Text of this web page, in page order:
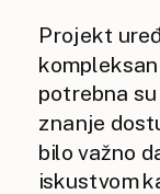
Projekt
potrebna
znanje
bilo važno
iskustvom